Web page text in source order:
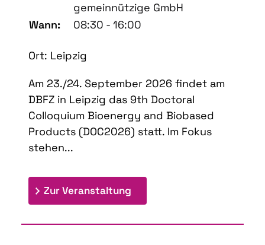
gemeinnützige GmbH
Wann:
08:30 - 16:00
Ort: Leipzig
Am 23./24. September 2026 findet am
DBFZ in Leipzig das 9th Doctoral
Colloquium Bioenergy and Biobased
Products (DOC2026) statt. Im Fokus
stehen...
Zur Veranstaltung